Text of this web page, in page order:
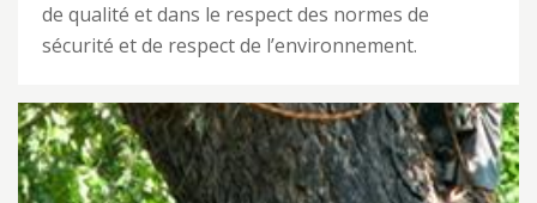
de qualité et dans le respect des normes de
sécurité et de respect de l’environnement.